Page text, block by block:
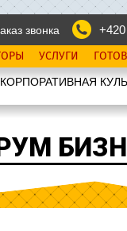
звонка
УСЛУГИ
КОРПОРАТИВНАЯ